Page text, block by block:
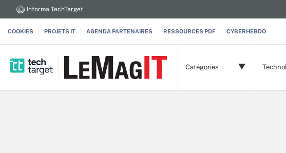
Informa TechTarget
COOKIES PROJETS IT AGENDA PARTENAIRES RESSOURCES PDF CYBERHEBDO
Catégories